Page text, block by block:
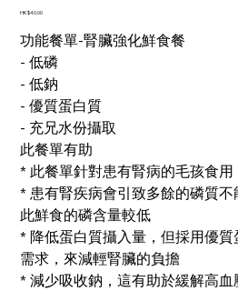
價
HK$40.00
功能餐單-腎臟強化鮮食餐
- 低磷
- 低鈉
- 優質蛋白質
- 充兄水份攝取
此餐單有助
* 此餐單針對患有腎病的毛孩食用
* 患有腎疾病會引致多餘的磷質
此鮮食的磷含量較低
* 降低蛋白質攝入量，但採用優
需求，來減輕腎臟的負擔
* 減少吸收鈉，這有助於緩解高